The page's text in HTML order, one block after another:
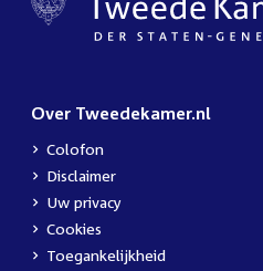
Over Tweedekamer.nl
Colofon
Disclaimer
Uw privacy
Cookies
Toegankelijkheid